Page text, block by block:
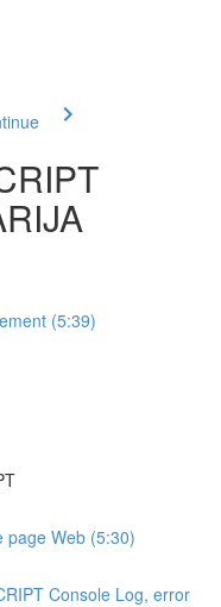
(5:39)
page Web (5:30)
Console Log, error